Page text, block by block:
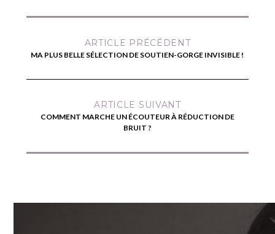
ARTICLE PRÉCÉDENT
MA PLUS BELLE SÉLECTION DE SOUTIEN-GORGE INVISIBLE !
ARTICLE SUIVANT
COMMENT MARCHE UN ÉCOUTEUR À RÉDUCTION DE
BRUIT ?